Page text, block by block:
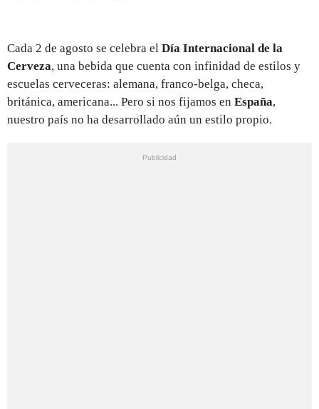
Cada 2 de agosto se celebra el Día Internacional de la
Cerveza, una bebida que cuenta con infinidad de estilos y
escuelas cerveceras: alemana, franco-belga, checa,
británica, americana... Pero si nos fijamos en España,
nuestro país no ha desarrollado aún un estilo propio.